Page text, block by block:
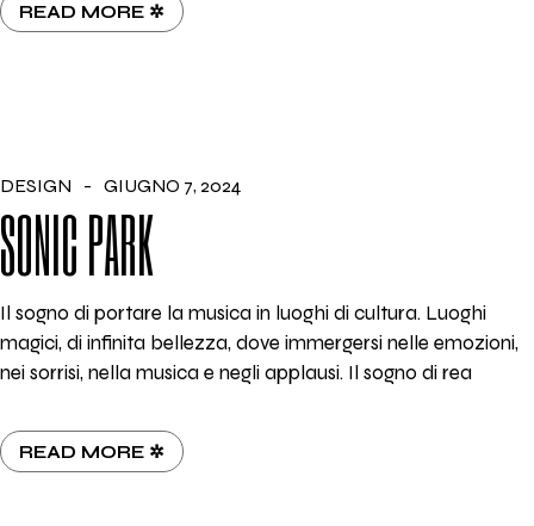
READ MORE ✲
DESIGN GIUGNO 7, 2024
SONIC PARK
Il sogno di portare la musica in luoghi di cultura. Luoghi
magici, di infinita bellezza, dove immergersi nelle emozioni,
nei sorrisi, nella musica e negli applausi. Il sogno di rea
READ MORE ✲